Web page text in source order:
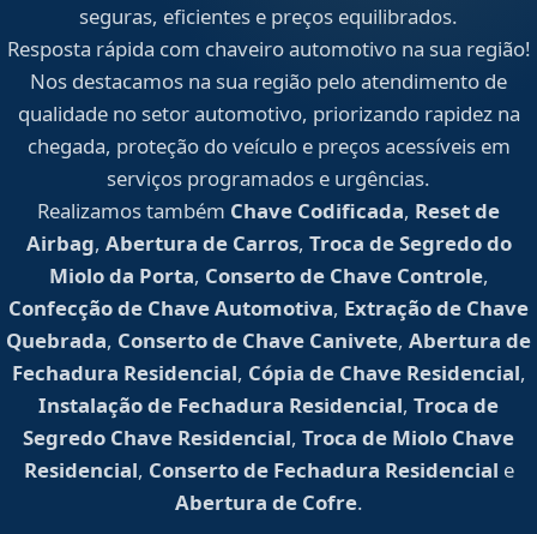
seguras, eficientes e preços equilibrados.
Resposta rápida com chaveiro automotivo na sua região!
Nos destacamos na sua região pelo atendimento de
qualidade no setor automotivo, priorizando rapidez na
chegada, proteção do veículo e preços acessíveis em
serviços programados e urgências.
Realizamos também Chave Codificada, Reset de
Airbag, Abertura de Carros, Troca de Segredo do
Miolo da Porta, Conserto de Chave Controle,
Confecção de Chave Automotiva, Extração de Chave
Quebrada, Conserto de Chave Canivete, Abertura de
Fechadura Residencial, Cópia de Chave Residencial,
Instalação de Fechadura Residencial, Troca de
Segredo Chave Residencial, Troca de Miolo Chave
Residencial, Conserto de Fechadura Residencial e
Abertura de Cofre.